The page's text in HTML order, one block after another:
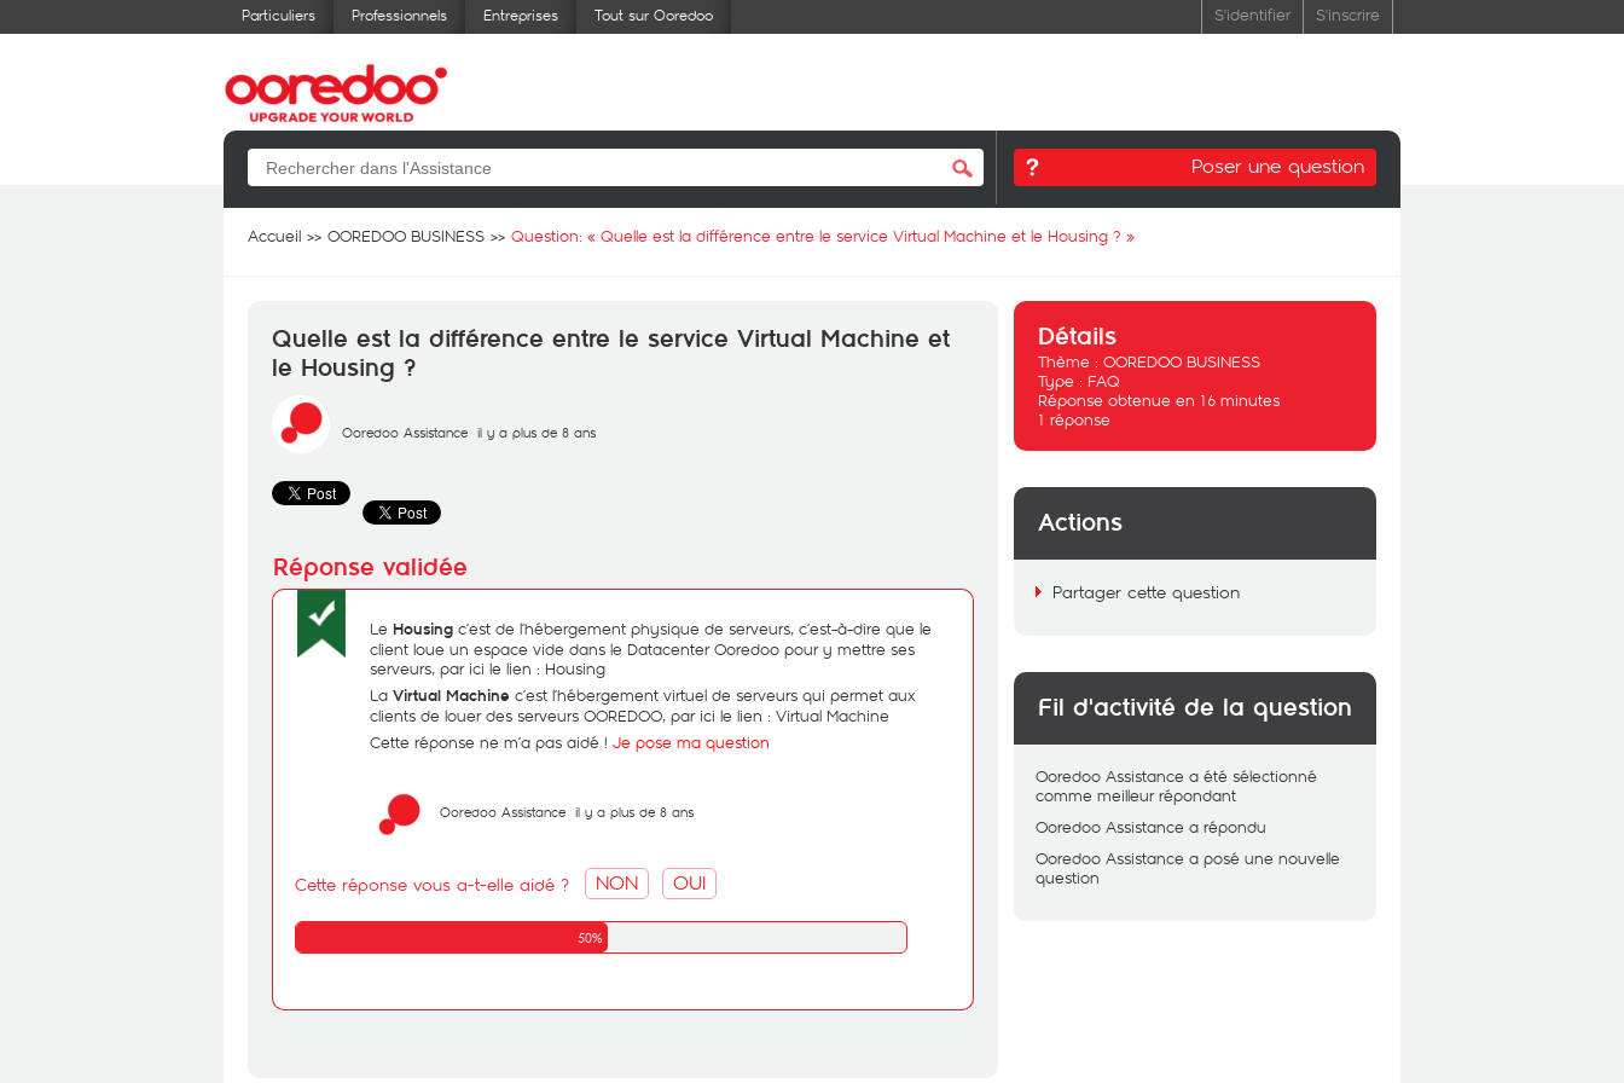
Particuliers Professionnels Entreprises Tout sur Ooredoo S'identifier S'inscrire
Poser une question
Accueil OOREDOO BUSINESS Question: « Quelle est la différence entre le service Virtual Machine et le Housing ? »
Quelle est la différence entre le service Virtual Machine et
le Housing ?
Ooredoo Assistance il y a plus de 8 ans
Le Housing c’est de l’hébergement physique de serveurs, c’est-à-dire que le
client loue un espace vide dans le Datacenter Ooredoo pour y mettre ses
serveurs, par ici le lien : Housing
La Virtual Machine c’est l’hébergement virtuel de serveurs qui permet aux
clients de louer des serveurs OOREDOO, par ici le lien : Virtual Machine
Cette réponse ne m’a pas aidé ! Je pose ma question
Ooredoo Assistance il y a plus de 8 ans
Cette réponse vous a-t-elle aidé ? NON OUI
50%
Détails
Thème : OOREDOO BUSINESS
Type : FAQ
Réponse obtenue en 16 minutes
1 réponse
Actions
Partager cette question
Fil d'activité de la question
Ooredoo Assistance a été sélectionné
comme meilleur répondant
Ooredoo Assistance a répondu
Ooredoo Assistance a posé une nouvelle
question